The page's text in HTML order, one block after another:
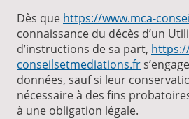
Dès que https://www.mca-
connaissance du décès d’un
d’instructions de sa part,
conseilsetmediations.fr
données, sauf si leur
nécessaire à des fins
à une obligation légale.